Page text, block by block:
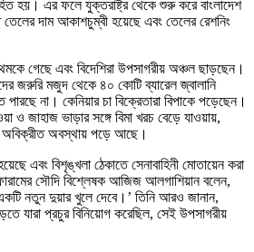
হয়। এর ফলে যুক্তরাষ্ট্র থেকে শুরু করে বাংলাদেশ
দাম আকাশচুম্বী হয়েছে এবং তেলের রেশনিং
গেছে এবং বিদেশিরা উপসাগরীয় অঞ্চল ছাড়ছেন।
জরুরি মজুদ থেকে ৪০ কোটি ব্যারেল জ্বালানি
না। কেনিয়ার চা বিক্রেতারা বিপাকে পড়েছেন।
ও জাহাজ ভাড়ার সঙ্গে বিমা খরচ বেড়ে যাওয়ায়,
অবিক্রীত অবস্থায় পড়ে আছে।
এবং বিশৃঙ্খলা ঠেকাতে সেনাবাহিনী মোতায়েন করা
সৌদি বিশ্লেষক আজিজ আলগাশিয়ান বলেন,
নতুন দুয়ার খুলে দেবে।’ তিনি আরও জানান,
যারা প্রচুর বিনিয়োগ করেছিল, সেই উপসাগরীয়